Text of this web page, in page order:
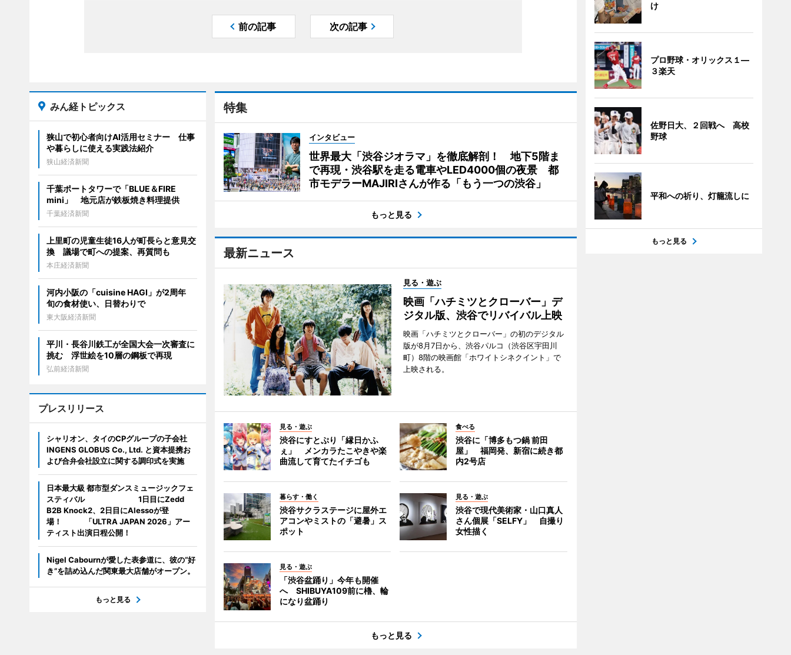
前の記事 次の記事
特集
インタビュー
世界最大「渋谷ジオラマ」を徹底解剖！ 地下5階ま
で再現・渋谷駅を走る電車やLED4000個の夜景 都
市モデラーMAJIRIさんが作る「もう一つの渋谷」
もっと見る
最新ニュース
見る・遊ぶ
映画「ハチミツとクローバー」デ
ジタル版、渋谷でリバイバル上映
映画「ハチミツとクローバー」の初のデジタル
版が8月7日から、渋谷パルコ（渋谷区宇田川
町）8階の映画館「ホワイトシネクイント」で
上映される。
見る・遊ぶ
渋谷にすとぷり「縁日かふ
ぇ」 メンカラたこやきや楽
曲流して育てたイチゴも
食べる
渋谷に「博多もつ鍋 前田
屋」 福岡発、新宿に続き都
内2号店
暮らす・働く
渋谷サクラステージに屋外エ
アコンやミストの「避暑」ス
ポット
見る・遊ぶ
渋谷で現代美術家・山口真人
さん個展「SELFY」 自撮り
女性描く
見る・遊ぶ
「渋谷盆踊り」今年も開催
へ SHIBUYA109前に櫓、輪
になり盆踊り
もっと見る
みん経トピックス
狭山で初心者向けAI活用セミナー 仕事
や暮らしに使える実践法紹介
狭山経済新聞
千葉ポートタワーで「BLUE＆FIRE
mini」 地元店が鉄板焼き料理提供
千葉経済新聞
上里町の児童生徒16人が町長らと意見交
換 議場で町への提案、再質問も
本庄経済新聞
河内小阪の「cuisine HAGI」が2周年
旬の食材使い、日替わりで
東大阪経済新聞
平川・長谷川鉄工が全国大会一次審査に
挑む 浮世絵を10層の鋼板で再現
弘前経済新聞
プレスリリース
シャリオン、タイのCPグループの子会社
INGENS GLOBUS Co., Ltd. と資本提携お
よび合弁会社設立に関する調印式を実施
日本最大級 都市型ダンスミュージックフェ
スティバル 1日目にZedd
B2B Knock2、2日目にAlessoが登
場！ 「ULTRA JAPAN 2026」アー
ティスト出演日程公開！
Nigel Cabournが愛した表参道に、彼の“好
き”を詰め込んだ関東最大店舗がオープン。
もっと見る
け
プロ野球・オリックス１―
３楽天
佐野日大、２回戦へ 高校
野球
平和への祈り、灯籠流しに
もっと見る